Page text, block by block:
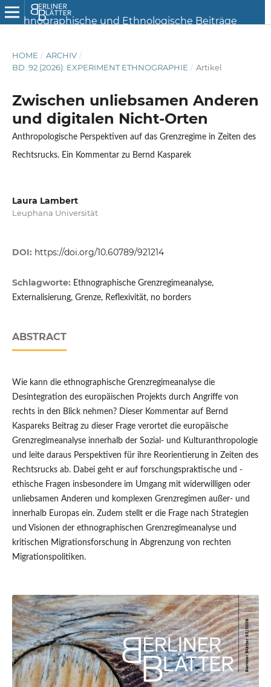
HOME / ARCHIV /
BD. 92 (2026): EXPERIMENT ETHNOGRAPHIE / Artikel
Zwischen unliebsamen Anderen
und digitalen Nicht-Orten
Anthropologische Perspektiven auf das Grenzregime in Zeiten des
Rechtsrucks. Ein Kommentar zu Bernd Kasparek
Laura Lambert
Leuphana Universität
DOI: https://doi.org/10.60789/921214
Schlagworte: Ethnographische Grenzregimeanalyse,
Externalisierung, Grenze, Reflexivität, no borders
ABSTRACT
Wie kann die ethnographische Grenzregimeanalyse die
Desintegration des europäischen Projekts durch Angriffe von
rechts in den Blick nehmen? Dieser Kommentar auf Bernd
Kaspareks Beitrag zu dieser Frage verortet die europäische
Grenzregimeanalyse innerhalb der Sozial- und Kulturanthropologie
und leite daraus Perspektiven für ihre Reorientierung in Zeiten des
Rechtsrucks ab. Dabei geht er auf forschungspraktische und -
ethische Fragen insbesondere im Umgang mit widerwilligen oder
unliebsamen Anderen und komplexen Grenzregimen außer- und
innerhalb Europas ein. Zudem stellt er die Frage nach Strategien
und Visionen der ethnographischen Grenzregimeanalyse und
kritischen Migrationsforschung in Abgrenzung von rechten
Migrationspolitiken.